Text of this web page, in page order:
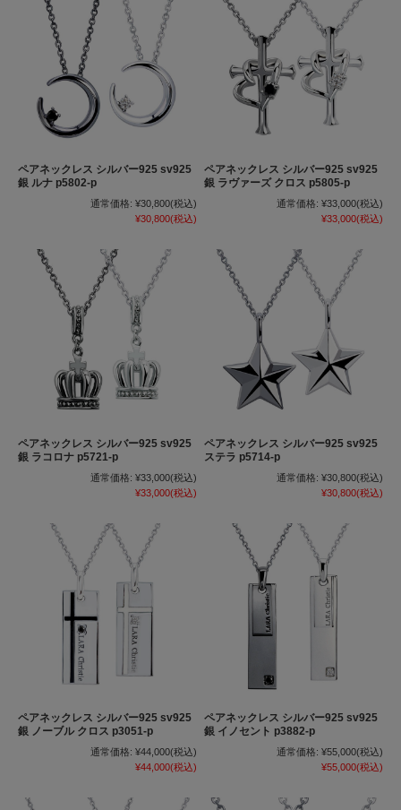
ペアネックレス シルバー925 sv925
銀 ルナ p5802-p
通常価格: ¥30,800(税込)
¥30,800(税込)
ペアネックレス シルバー925 sv925
銀 ラヴァーズ クロス p5805-p
通常価格: ¥33,000(税込)
¥33,000(税込)
ペアネックレス シルバー925 sv925
銀 ラコロナ p5721-p
通常価格: ¥33,000(税込)
¥33,000(税込)
ペアネックレス シルバー925 sv925
ステラ p5714-p
通常価格: ¥30,800(税込)
¥30,800(税込)
ペアネックレス シルバー925 sv925
銀 ノーブル クロス p3051-p
通常価格: ¥44,000(税込)
¥44,000(税込)
ペアネックレス シルバー925 sv925
銀 イノセント p3882-p
通常価格: ¥55,000(税込)
¥55,000(税込)